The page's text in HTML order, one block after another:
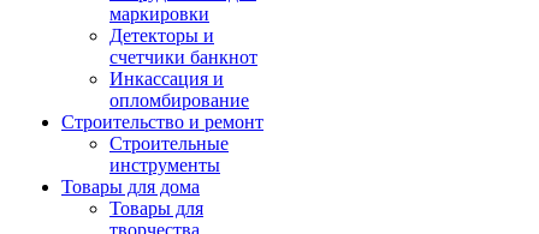
маркировки
Детекторы и
счетчики банкнот
Инкассация и
опломбирование
Строительство и ремонт
Строительные
инструменты
Товары для дома
Товары для
творчества